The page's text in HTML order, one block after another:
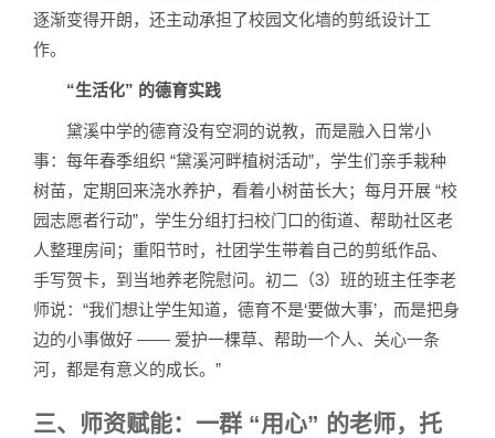
逐渐变得开朗，还主动承担了校园文化墙的剪纸设计工
作。
“生活化” 的德育实践
黛溪中学的德育没有空洞的说教，而是融入日常小
事：每年春季组织 “黛溪河畔植树活动”，学生们亲手栽种
树苗，定期回来浇水养护，看着小树苗长大；每月开展 “校
园志愿者行动”，学生分组打扫校门口的街道、帮助社区老
人整理房间；重阳节时，社团学生带着自己的剪纸作品、
手写贺卡，到当地养老院慰问。初二（3）班的班主任李老
师说：“我们想让学生知道，德育不是‘要做大事’，而是把身
边的小事做好 —— 爱护一棵草、帮助一个人、关心一条
河，都是有意义的成长。”
三、师资赋能：一群 “用心” 的老师，托